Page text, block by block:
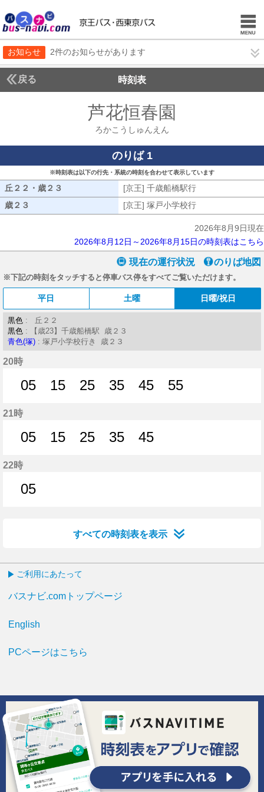
お知らせ 2件のお知らせがあります
戻る 時刻表
芦花恒春園
ろかこうしゅんえん
のりば 1
※時刻表は以下の行先・系統の時刻を合わせて表示しています
丘２２・歳２３ [京王] 千歳船橋駅行
歳２３
[京王] 塚戸小学校行
2026年8月9日現在
2026年8月12日～2026年8月15日の時刻表はこちら
現在の運行状況 のりば地図
※下記の時刻をタッチすると停車バス停をすべてご覧いただけます。
平日 土曜 日曜/祝日
黒色 : 丘２２
黒色 : 【歳23】千歳船橋駅 歳２３
青色(塚) : 塚戸小学校行き 歳２３
20時
05
15
25
35
45
55
21時
05
15
25
35
45
22時
05
すべての時刻表を表示
ご利用にあたって
バスナビ.comトップページ
English
PCページはこちら